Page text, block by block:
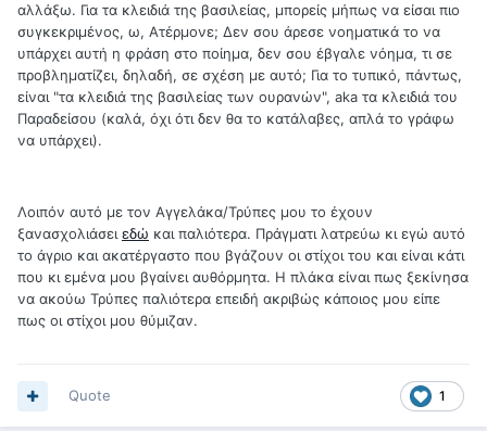
αλλάξω. Για τα κλειδιά της βασιλείας, μπορείς μήπως να είσαι πιο
συγκεκριμένος, ω, Ατέρμονε; Δεν σου άρεσε νοηματικά το να
υπάρχει αυτή η φράση στο ποίημα, δεν σου έβγαλε νόημα, τι σε
προβληματίζει, δηλαδή, σε σχέση με αυτό; Για το τυπικό, πάντως,
είναι "τα κλειδιά της βασιλείας των ουρανών", aka τα κλειδιά του
Παραδείσου (καλά, όχι ότι δεν θα το κατάλαβες, απλά το γράφω
να υπάρχει).
Λοιπόν αυτό με τον Αγγελάκα/Τρύπες μου το έχουν
ξανασχολιάσειεδώ και παλιότερα. Πράγματι λατρεύω κι εγώ αυτό
το άγριο και ακατέργαστο που βγάζουν οι στίχοι του και είναι κάτι
που κι εμένα μου βγαίνει αυθόρμητα. Η πλάκα είναι πως ξεκίνησα
να ακούω Τρύπες παλιότερα επειδή ακριβώς κάποιος μου είπε
πως οι στίχοι μου θύμιζαν.
1
Quote